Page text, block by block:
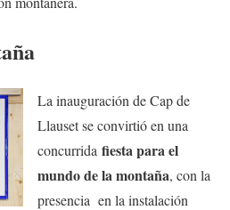
La inauguración de Cap de
Llauset se convirtió en una
concurrida fiesta para el
mundo de la montaña, con la
presencia en la instalación